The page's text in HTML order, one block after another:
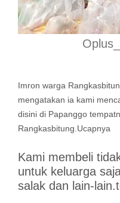
Imron warga
mengatakan ia kami
disini di Papanggo
Rangkasbitung.Ucapnya
Kami membeli
untuk keluarga
salak dan lain-